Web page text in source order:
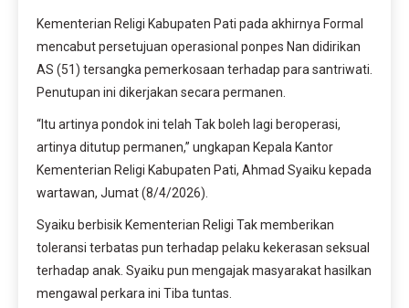
Kementerian Religi Kabupaten Pati pada akhirnya Formal
mencabut persetujuan operasional ponpes Nan didirikan
AS (51) tersangka pemerkosaan terhadap para santriwati.
Penutupan ini dikerjakan secara permanen.
“Itu artinya pondok ini telah Tak boleh lagi beroperasi,
artinya ditutup permanen,” ungkapan Kepala Kantor
Kementerian Religi Kabupaten Pati, Ahmad Syaiku kepada
wartawan, Jumat (8/4/2026).
Syaiku berbisik Kementerian Religi Tak memberikan
toleransi terbatas pun terhadap pelaku kekerasan seksual
terhadap anak. Syaiku pun mengajak masyarakat hasilkan
mengawal perkara ini Tiba tuntas.